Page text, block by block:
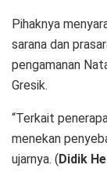
Pihaknya
sarana dan
pengamanan
Gresik.
“Terkait
menekan
ujarnya. ( Didik